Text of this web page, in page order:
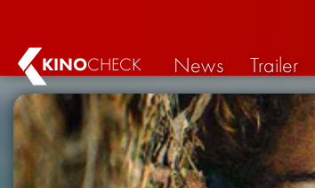
KINOCHECK News Trailer